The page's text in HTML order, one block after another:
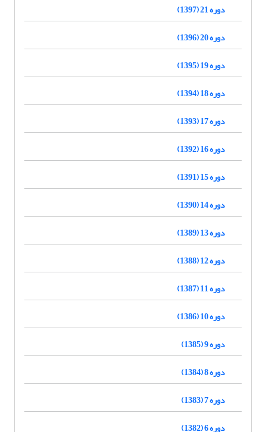
دوره 21 (1397)
دوره 20 (1396)
دوره 19 (1395)
دوره 18 (1394)
دوره 17 (1393)
دوره 16 (1392)
دوره 15 (1391)
دوره 14 (1390)
دوره 13 (1389)
دوره 12 (1388)
دوره 11 (1387)
دوره 10 (1386)
دوره 9 (1385)
دوره 8 (1384)
دوره 7 (1383)
دوره 6 (1382)